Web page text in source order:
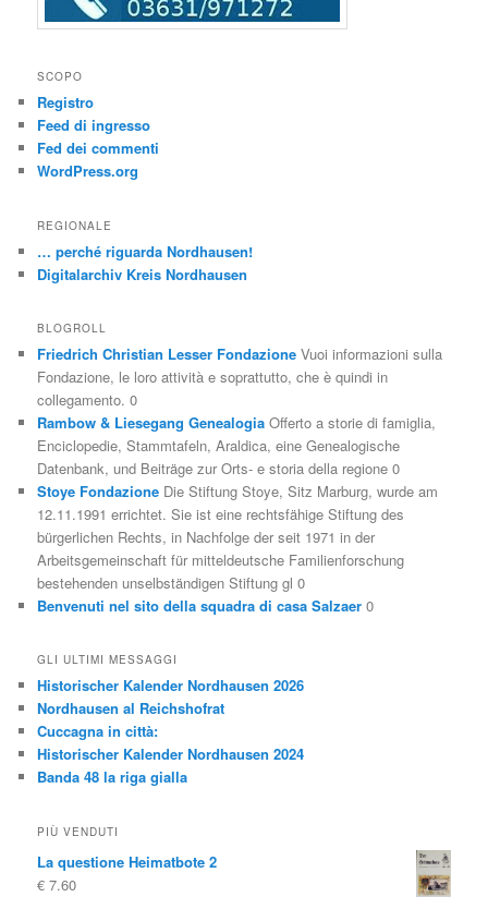
SCOPO
Registro
Feed di ingresso
Fed dei commenti
WordPress.org
REGIONALE
… perché riguarda Nordhausen!
Digitalarchiv Kreis Nordhausen
BLOGROLL
Friedrich Christian Lesser Fondazione Vuoi informazioni sulla
Fondazione, le loro attività e soprattutto, che è quindi in
collegamento. 0
Rambow & Liesegang Genealogia Offerto a storie di famiglia,
Enciclopedie, Stammtafeln, Araldica, eine Genealogische
Datenbank, und Beiträge zur Orts- e storia della regione 0
Stoye Fondazione Die Stiftung Stoye, Sitz Marburg, wurde am
12.11.1991 errichtet. Sie ist eine rechtsfähige Stiftung des
bürgerlichen Rechts, in Nachfolge der seit 1971 in der
Arbeitsgemeinschaft für mitteldeutsche Familienforschung
bestehenden unselbständigen Stiftung gl 0
Benvenuti nel sito della squadra di casa Salzaer 0
GLI ULTIMI MESSAGGI
Historischer Kalender Nordhausen 2026
Nordhausen al Reichshofrat
Cuccagna in città:
Historischer Kalender Nordhausen 2024
Banda 48 la riga gialla
PIÙ VENDUTI
La questione Heimatbote 2
€ 7.60